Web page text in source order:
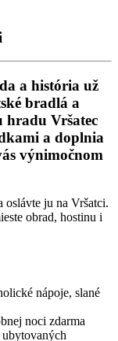
a história už
bradlá a
Vršatec
a doplnia
výnimočnom
oslávte ju na Vršatci.
obrad, hostinu i
nápoje, slané
noci zdarma